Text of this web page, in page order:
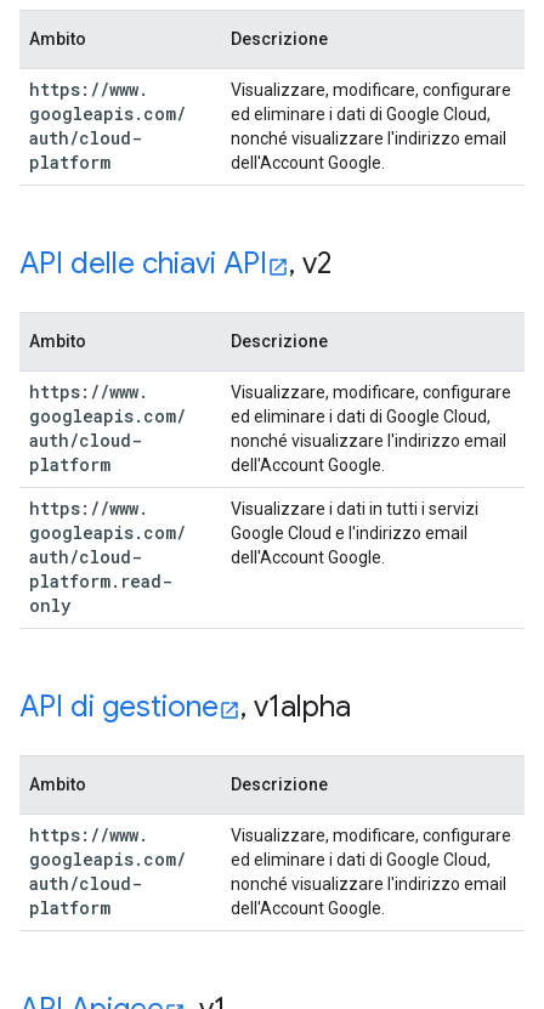
Ambito Descrizione
https: //www.
googleapis. com/
auth/cloud-
platform
Visualizzare, modificare, configurare
ed eliminare i dati di Google Cloud,
nonché visualizzare l'indirizzo email
dell'Account Google.
API delle chiavi API , v2
Ambito Descrizione
https: //www.
googleapis. com/
auth/cloud-
platform
Visualizzare, modificare, configurare
ed eliminare i dati di Google Cloud,
nonché visualizzare l'indirizzo email
dell'Account Google.
https: //www.
googleapis. com/
auth/cloud-
platform. read-
only
Visualizzare i dati in tutti i servizi
Google Cloud e l'indirizzo email
dell'Account Google.
API di gestione , v1alpha
Ambito Descrizione
https: //www.
googleapis. com/
auth/cloud-
platform
Visualizzare, modificare, configurare
ed eliminare i dati di Google Cloud,
nonché visualizzare l'indirizzo email
dell'Account Google.